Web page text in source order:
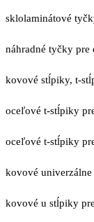
sklolaminátové
náhradné tyčky pre
kovové stĺpiky, t-
oceľové t-stĺpiky
oceľové t-stĺpiky
kovové
kovové u stĺpiky